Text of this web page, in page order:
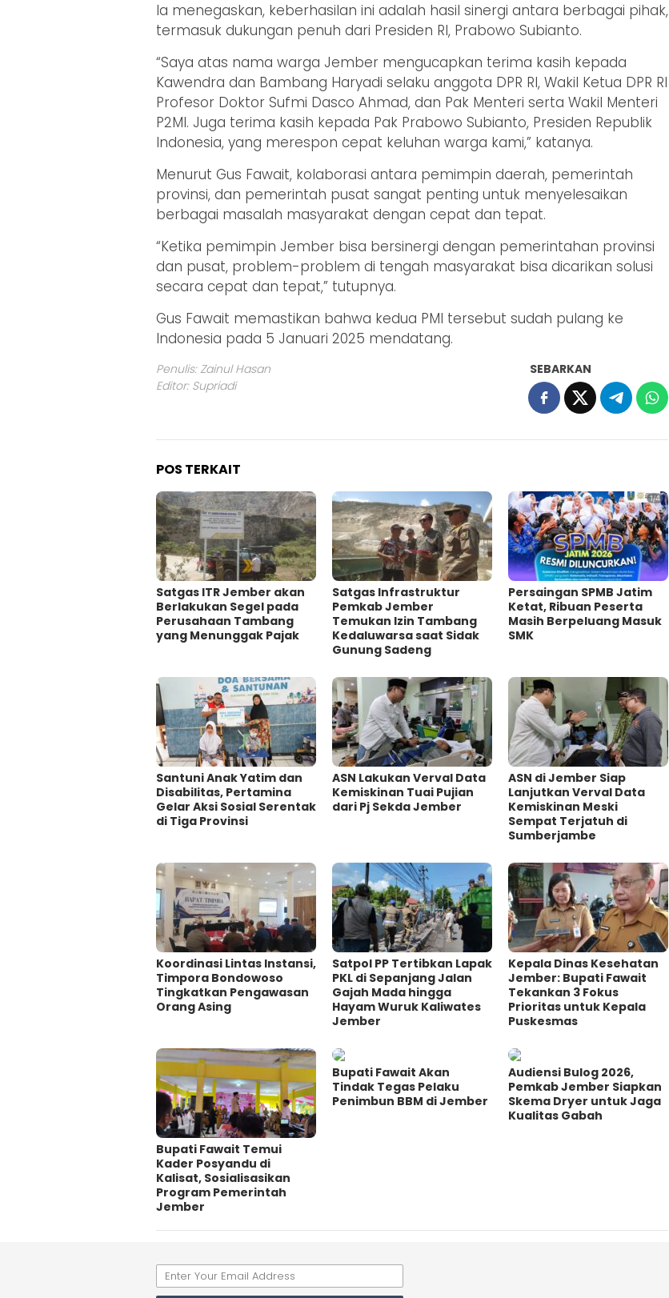
Ia menegaskan, keberhasilan ini adalah hasil sinergi antara berbagai pihak,
termasuk dukungan penuh dari Presiden RI, Prabowo Subianto.
“Saya atas nama warga Jember mengucapkan terima kasih kepada
Kawendra dan Bambang Haryadi selaku anggota DPR RI, Wakil Ketua DPR RI
Profesor Doktor Sufmi Dasco Ahmad, dan Pak Menteri serta Wakil Menteri
P2MI. Juga terima kasih kepada Pak Prabowo Subianto, Presiden Republik
Indonesia, yang merespon cepat keluhan warga kami,” katanya.
Menurut Gus Fawait, kolaborasi antara pemimpin daerah, pemerintah
provinsi, dan pemerintah pusat sangat penting untuk menyelesaikan
berbagai masalah masyarakat dengan cepat dan tepat.
“Ketika pemimpin Jember bisa bersinergi dengan pemerintahan provinsi
dan pusat, problem-problem di tengah masyarakat bisa dicarikan solusi
secara cepat dan tepat,” tutupnya.
Gus Fawait memastikan bahwa kedua PMI tersebut sudah pulang ke
Indonesia pada 5 Januari 2025 mendatang.
Penulis: Zainul Hasan
Editor: Supriadi
SEBARKAN
POS TERKAIT
Satgas ITR Jember akan
Berlakukan Segel pada
Perusahaan Tambang
yang Menunggak Pajak
Satgas Infrastruktur
Pemkab Jember
Temukan Izin Tambang
Kedaluwarsa saat Sidak
Gunung Sadeng
Persaingan SPMB Jatim
Ketat, Ribuan Peserta
Masih Berpeluang Masuk
SMK
Santuni Anak Yatim dan
Disabilitas, Pertamina
Gelar Aksi Sosial Serentak
di Tiga Provinsi
ASN Lakukan Verval Data
Kemiskinan Tuai Pujian
dari Pj Sekda Jember
ASN di Jember Siap
Lanjutkan Verval Data
Kemiskinan Meski
Sempat Terjatuh di
Sumberjambe
Koordinasi Lintas Instansi,
Timpora Bondowoso
Tingkatkan Pengawasan
Orang Asing
Satpol PP Tertibkan Lapak
PKL di Sepanjang Jalan
Gajah Mada hingga
Hayam Wuruk Kaliwates
Jember
Kepala Dinas Kesehatan
Jember: Bupati Fawait
Tekankan 3 Fokus
Prioritas untuk Kepala
Puskesmas
Bupati Fawait Temui
Kader Posyandu di
Kalisat, Sosialisasikan
Program Pemerintah
Jember
Bupati Fawait Akan
Tindak Tegas Pelaku
Penimbun BBM di Jember
Audiensi Bulog 2026,
Pemkab Jember Siapkan
Skema Dryer untuk Jaga
Kualitas Gabah